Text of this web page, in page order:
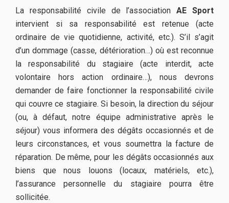
La responsabilité civile de l’associationAE Sport
intervient si sa responsabilité est retenue (acte
ordinaire de vie quotidienne, activité, etc.). S’il s’agit
d’un dommage (casse, détérioration…) où est reconnue
la responsabilité du stagiaire (acte interdit, acte
volontaire hors action ordinaire…), nous devrons
demander de faire fonctionner la responsabilité civile
qui couvre ce stagiaire. Si besoin, la direction du séjour
(ou, à défaut, notre équipe administrative après le
séjour) vous informera des dégâts occasionnés et de
leurs circonstances, et vous soumettra la facture de
réparation. De même, pour les dégâts occasionnés aux
biens que nous louons (locaux, matériels, etc.),
l’assurance personnelle du stagiaire pourra être
sollicitée.